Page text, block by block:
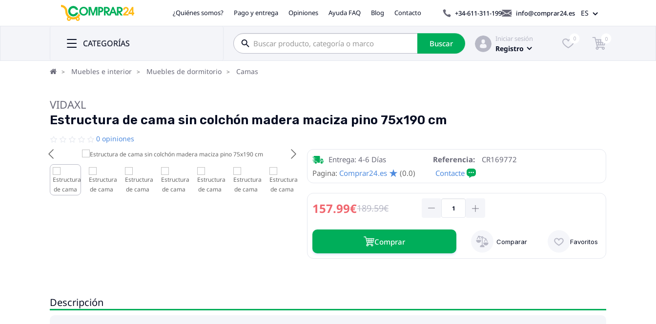
¿Quiénes somos? Pago y entrega Opiniones Ayuda FAQ Blog Contacto +34-611-311-199 info@comprar24.es ES
CATEGORÍAS Buscar
Iniciar sesión
Registro
0 0
Muebles e interior Muebles de dormitorio Camas
VIDAXL
Estructura de cama sin colchón madera maciza pino 75x190 cm
0 opiniones
Entrega: 4-6 Días Referencia:
CR169772
Pagina: Comprar24.es (0.0)
157.99€189.59€
Сomprar Favoritos
Comparar
Descripción